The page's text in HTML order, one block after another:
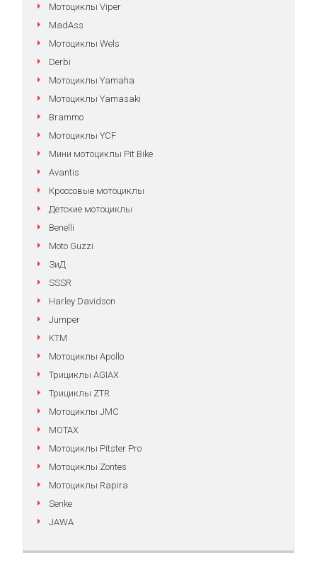
Мотоциклы Viper
MadAss
Мотоциклы Wels
Derbi
Мотоциклы Yamaha
Мотоциклы Yamasaki
Brammo
Мотоциклы YCF
Мини мотоциклы Pit Bike
Avantis
Кроссовые мотоциклы
Детские мотоциклы
Benelli
Moto Guzzi
ЗиД
SSSR
Harley Davidson
Jumper
KTM
Мотоциклы Apollo
Трициклы AGIAX
Трициклы ZTR
Мотоциклы JMC
MOTAX
Мотоциклы Pitster Pro
Мотоциклы Zontes
Мотоциклы Rapira
Senke
JAWA